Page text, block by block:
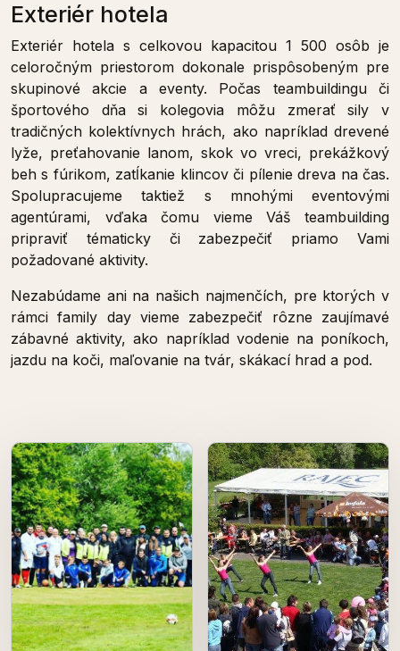
Exteriér hotela
Exteriér hotela s celkovou kapacitou 1 500 osôb je
celoročným priestorom dokonale prispôsobeným pre
skupinové akcie a eventy. Počas teambuildingu či
športového dňa si kolegovia môžu zmerať sily v
tradičných kolektívnych hrách, ako napríklad drevené
lyže, preťahovanie lanom, skok vo vreci, prekážkový
beh s fúrikom, zatĺkanie klincov či pílenie dreva na čas.
Spolupracujeme taktiež s mnohými eventovými
agentúrami, vďaka čomu vieme Váš teambuilding
pripraviť tématicky či zabezpečiť priamo Vami
požadované aktivity.
Nezabúdame ani na našich najmenčích, pre ktorých v
rámci family day vieme zabezpečiť rôzne zaujímavé
zábavné aktivity, ako napríklad vodenie na poníkoch,
jazdu na koči, maľovanie na tvár, skákací hrad a pod.